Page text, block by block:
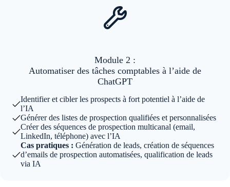
Module 2 :
Automatiser des tâches comptables à l’aide de
ChatGPT
Identifier et cibler les prospects à fort potentiel à l’aide de
l’IA
Générer des listes de prospection qualifiées et personnalisées
Créer des séquences de prospection multicanal (email,
LinkedIn, téléphone) avec l’IA
Cas pratiques : Génération de leads, création de séquences
d’emails de prospection automatisées, qualification de leads
via IA